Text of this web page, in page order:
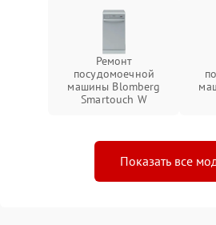
Ремонт
посудомоечной
машины Blomberg
Smartouch W
Показать все